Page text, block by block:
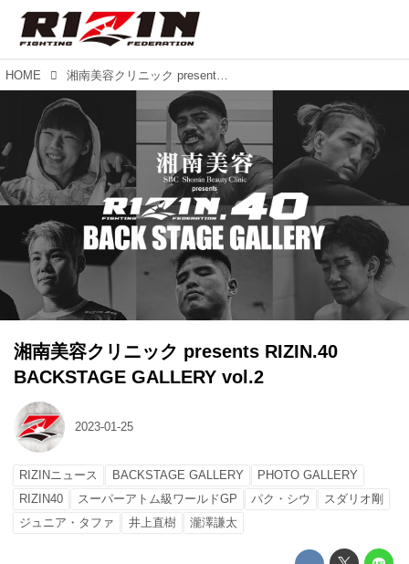
HOME 湘南美容クリニック presents RIZIN.40 BACKSTAGE GALLERY vol.2
湘南美容クリニック presents RIZIN.40
BACKSTAGE GALLERY vol.2
2023-01-25
RIZINニュース BACKSTAGE GALLERY
PHOTO GALLERY
RIZIN40
スーパーアトム級ワールドGP パク・シウ
スダリオ剛
ジュニア・タファ
井上直樹 瀧澤謙太